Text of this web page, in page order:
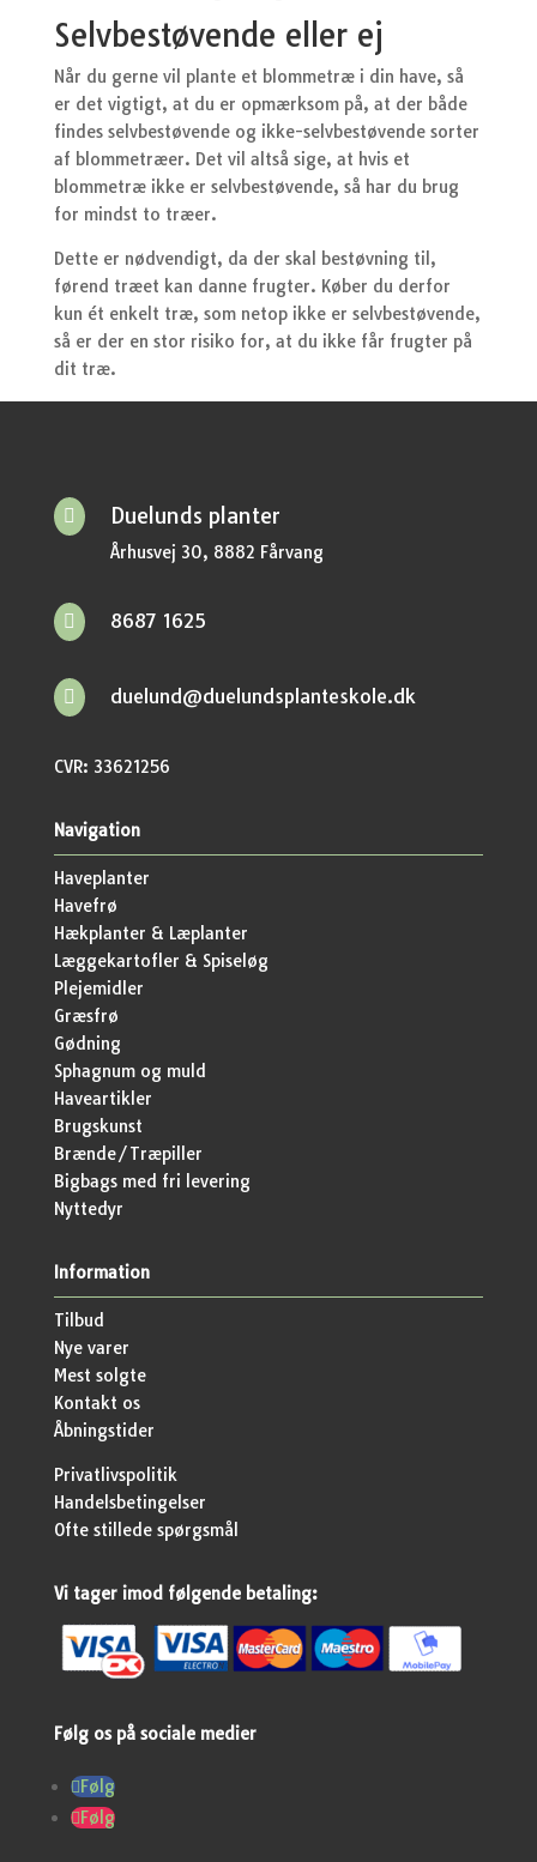
Selvbestøvende eller ej
Når du gerne vil plante et blommetræ i din have, så
er det vigtigt, at du er opmærksom på, at der både
findes selvbestøvende og ikke-selvbestøvende sorter
af blommetræer. Det vil altså sige, at hvis et
blommetræ ikke er selvbestøvende, så har du brug
for mindst to træer.
Dette er nødvendigt, da der skal bestøvning til,
førend træet kan danne frugter. Køber du derfor
kun ét enkelt træ, som netop ikke er selvbestøvende,
så er der en stor risiko for, at du ikke får frugter på
dit træ.
 Duelunds planter
Århusvej 30, 8882 Fårvang
 8687 1625
 duelund@duelundsplanteskole.dk
CVR: 33621256
Navigation
Haveplanter
Havefrø
Hækplanter & Læplanter
Læggekartofler & Spiseløg
Plejemidler
Græsfrø
Gødning
Sphagnum og muld
Haveartikler
Brugskunst
Brænde/Træpiller
Bigbags med fri levering
Nyttedyr
Information
Tilbud
Nye varer
Mest solgte
Kontakt os
Åbningstider
Privatlivspolitik
Handelsbetingelser
Ofte stillede spørgsmål
Vi tager imod følgende betaling:
Følg os på sociale medier
Følg
Følg